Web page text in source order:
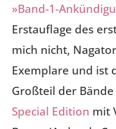
»Band-1-
Erstauflage des
mich nicht,
Exemplare und ist
Großteil der
Special Edition mit